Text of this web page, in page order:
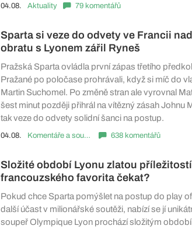
04.08. Aktuality 79 komentářů
Sparta si veze do odvety ve Francii
obratu s Lyonem zářil Ryneš
Pražská Sparta ovládla první zápas třetího
Pražané po poločase prohrávali, když si míč do
Martin Suchomel. Po změně stran ale vyrovnal
šest minut později přihrál na vítězný zásah Johnu
tak veze do odvety solidní šanci na postup.
04.08. Komentáře a souhrny 638 komentářů
Složité období Lyonu zlatou
francouzského favorita čekat?
Pokud chce Sparta pomýšlet na postup do play
další účast v milionářské soutěži, nabízí se jí
soupeř Olympique Lyon prochází složitým